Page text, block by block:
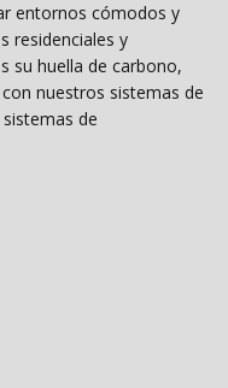
entornos cómodos y
residenciales y
su huella de carbono,
nuestros sistemas de
de